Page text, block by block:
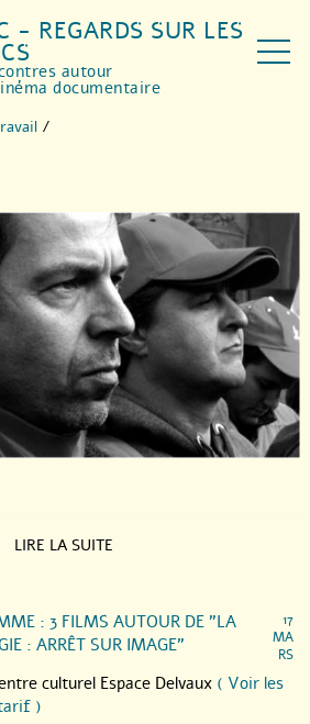
- REGARDS SUR LES
autour
documentaire
/
LIRE LA SUITE
: 3 FILMS AUTOUR DE "LA
: ARRÊT SUR IMAGE"
17
MA
RS
culturel Espace Delvaux ( Voir les
)